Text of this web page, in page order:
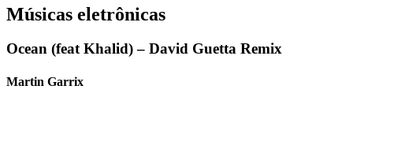
Músicas eletrônicas
Ocean (feat Khalid) – David Guetta Remix
Martin Garrix